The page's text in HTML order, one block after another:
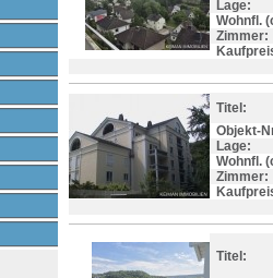
Lage:
Wohnfl.
Zimmer:
Titel:
Objekt-
Lage:
Wohnfl.
Zimmer:
Titel: